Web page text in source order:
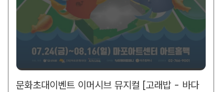
문화초대이벤트 이머시브 뮤지컬 [고래밥 - 바다